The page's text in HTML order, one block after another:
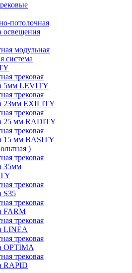
потолочная
освещения
модульная
система
трековая
5мм LEVITY
трековая
23мм EXILITY
трековая
25 мм RADITY
трековая
15 мм BASITY
)
трековая
35мм
трековая
S35
трековая
FARM
трековая
LINEA
трековая
OPTIMA
трековая
RAPID